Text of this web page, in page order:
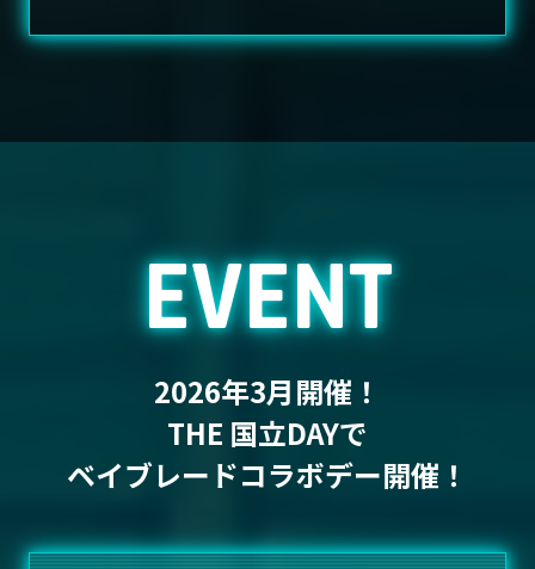
EVENT
2026年3月開催！
THE 国立DAYで
ベイブレードコラボデー開催！